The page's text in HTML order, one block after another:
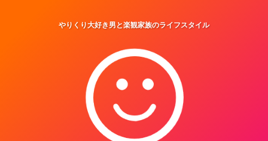
やりくり大好き男と楽観家族のライフスタイル